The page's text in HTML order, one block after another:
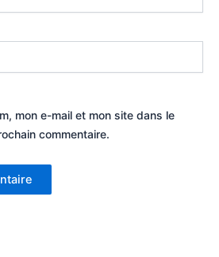
mon e-mail et mon site dans le
commentaire.